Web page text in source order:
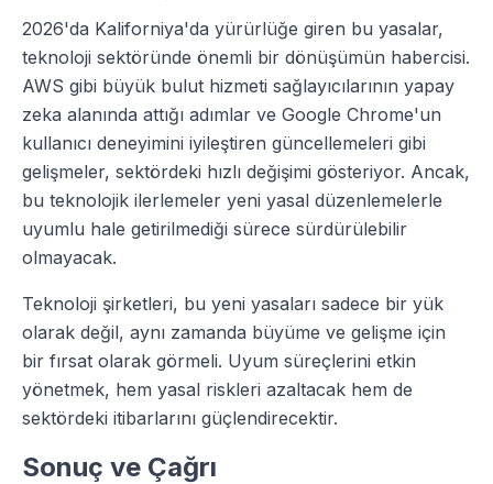
2026'da Kaliforniya'da yürürlüğe giren bu yasalar,
teknoloji sektöründe önemli bir dönüşümün habercisi.
AWS gibi büyük bulut hizmeti sağlayıcılarının yapay
zeka alanında attığı adımlar ve Google Chrome'un
kullanıcı deneyimini iyileştiren güncellemeleri gibi
gelişmeler, sektördeki hızlı değişimi gösteriyor. Ancak,
bu teknolojik ilerlemeler yeni yasal düzenlemelerle
uyumlu hale getirilmediği sürece sürdürülebilir
olmayacak.
Teknoloji şirketleri, bu yeni yasaları sadece bir yük
olarak değil, aynı zamanda büyüme ve gelişme için
bir fırsat olarak görmeli. Uyum süreçlerini etkin
yönetmek, hem yasal riskleri azaltacak hem de
sektördeki itibarlarını güçlendirecektir.
Sonuç ve Çağrı